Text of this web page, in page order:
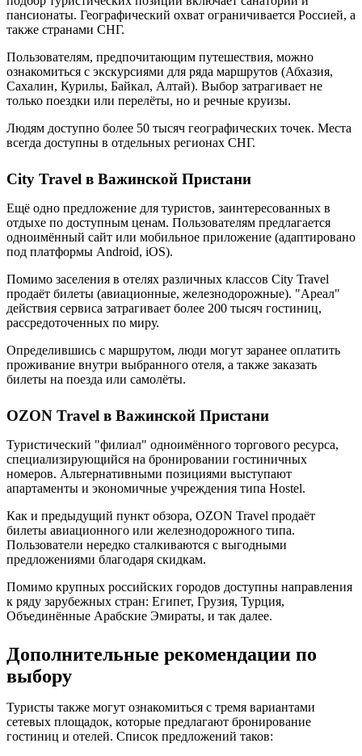
пансионаты. Географический охват ограничивается Россией, а
также странами СНГ.
Пользователям, предпочитающим путешествия, можно
ознакомиться с экскурсиями для ряда маршрутов (Абхазия,
Сахалин, Курилы, Байкал, Алтай). Выбор затрагивает не
только поездки или перелёты, но и речные круизы.
Людям доступно более 50 тысяч географических точек. Места
всегда доступны в отдельных регионах СНГ.
City Travel в Важинской Пристани
Ещё одно предложение для туристов, заинтересованных в
отдыхе по доступным ценам. Пользователям предлагается
одноимённый сайт или мобильное приложение (адаптировано
под платформы Android, iOS).
Помимо заселения в отелях различных классов City Travel
продаёт билеты (авиационные, железнодорожные). "Ареал"
действия сервиса затрагивает более 200 тысяч гостиниц,
рассредоточенных по миру.
Определившись с маршрутом, люди могут заранее оплатить
проживание внутри выбранного отеля, а также заказать
билеты на поезда или самолёты.
OZON Travel в Важинской Пристани
Туристический "филиал" одноимённого торгового ресурса,
специализирующийся на бронировании гостиничных
номеров. Альтернативными позициями выступают
апартаменты и экономичные учреждения типа Hostel.
Как и предыдущий пункт обзора, OZON Travel продаёт
билеты авиационного или железнодорожного типа.
Пользователи нередко сталкиваются с выгодными
предложениями благодаря скидкам.
Помимо крупных российских городов доступны направления
к ряду зарубежных стран: Египет, Грузия, Турция,
Объединённые Арабские Эмираты, и так далее.
Дополнительные рекомендации по
выбору
Туристы также могут ознакомиться с тремя вариантами
сетевых площадок, которые предлагают бронирование
гостиниц и отелей. Список предложений таков: